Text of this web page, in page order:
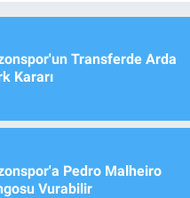
Transferde Arda
Kararı
Pedro Malheiro
Vurabilir